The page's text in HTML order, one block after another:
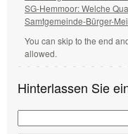
SG-Hemmoor: Welche
Samtgemeinde-Bürger-
You can skip to the end
allowed.
Hinterlassen Sie